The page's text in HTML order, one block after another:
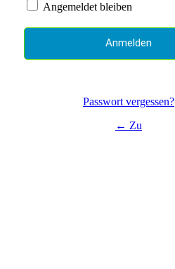
Angemeldet bleiben
Passwort vergessen?
← Zu